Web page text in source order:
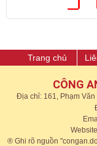
Trang chủ
CÔNG
Địa chỉ: 161, Phạm
® Ghi rõ nguồn